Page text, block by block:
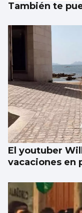
También te
El youtuber
vacaciones en